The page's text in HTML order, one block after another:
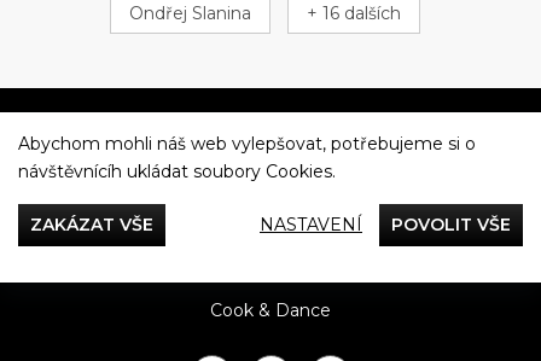
Ondřej Slanina + 16 dalších
Večeříme společně
Cook & Dance
Abychom mohli náš web vylepšovat, potřebujeme si o
návštěvnícíh ukládat soubory Cookies.
ZAKÁZAT VŠE NASTAVENÍ POVOLIT VŠE